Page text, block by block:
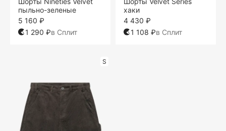
пыльно-зеленые
5 160 ₽
1 290 ₽в Сплит
хаки
4 430 ₽
1 108 ₽в Сплит
S